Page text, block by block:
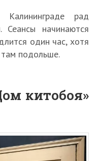
рад
Сеансы начинаются
один час, хотя
подольше.
китобоя»